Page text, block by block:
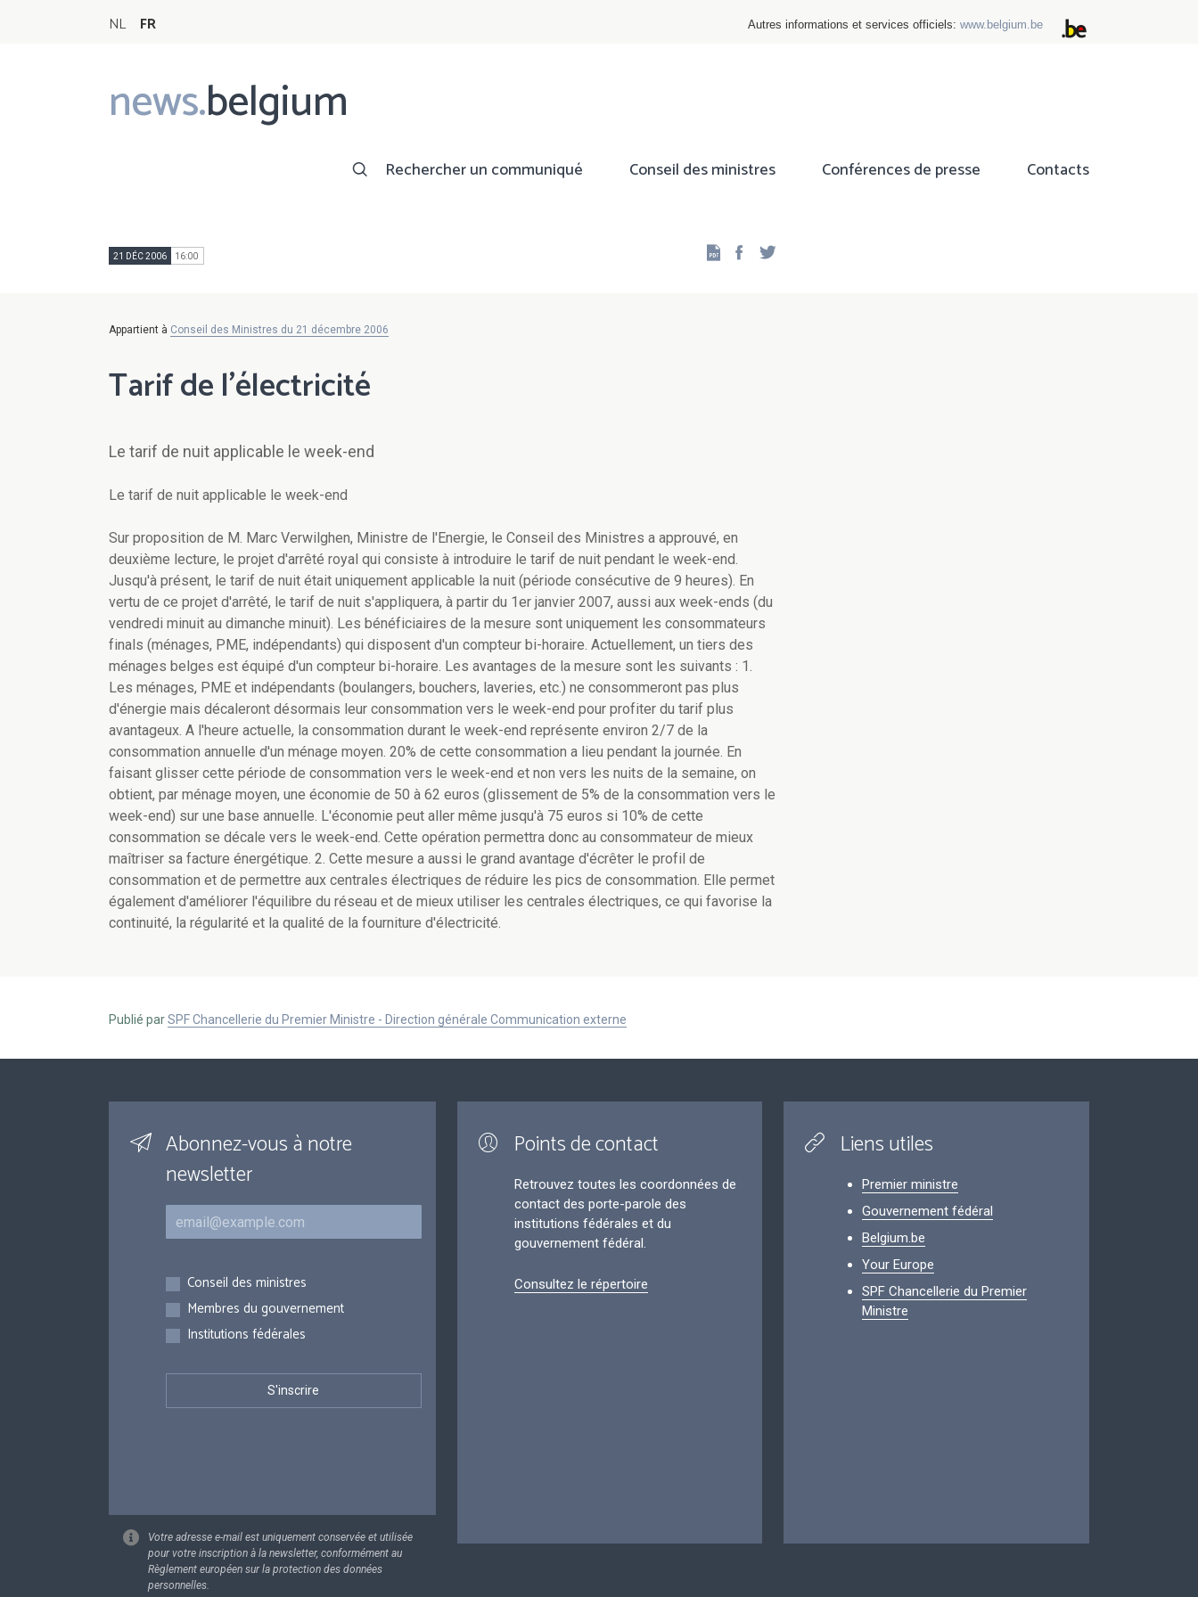
NL FR Autres informations et services officiels: www.belgium.be
news.belgium
Main
navigation
Rechercher un communiqué Conseil des ministres Conférences de presse Contacts
21 DÉC 2006 16:00 Facebook
Appartient à Conseil des Ministres du 21 décembre 2006
Tarif de l'électricité
Le tarif de nuit applicable le week-end
Le tarif de nuit applicable le week-end
Sur proposition de M. Marc Verwilghen, Ministre de l'Energie, le Conseil des Ministres a approuvé, en
deuxième lecture, le projet d'arrêté royal qui consiste à introduire le tarif de nuit pendant le week-end.
Jusqu'à présent, le tarif de nuit était uniquement applicable la nuit (période consécutive de 9 heures). En
vertu de ce projet d'arrêté, le tarif de nuit s'appliquera, à partir du 1er janvier 2007, aussi aux week-ends (du
vendredi minuit au dimanche minuit). Les bénéficiaires de la mesure sont uniquement les consommateurs
finals (ménages, PME, indépendants) qui disposent d'un compteur bi-horaire. Actuellement, un tiers des
ménages belges est équipé d'un compteur bi-horaire. Les avantages de la mesure sont les suivants : 1.
Les ménages, PME et indépendants (boulangers, bouchers, laveries, etc.) ne consommeront pas plus
d'énergie mais décaleront désormais leur consommation vers le week-end pour profiter du tarif plus
avantageux. A l'heure actuelle, la consommation durant le week-end représente environ 2/7 de la
consommation annuelle d'un ménage moyen. 20% de cette consommation a lieu pendant la journée. En
faisant glisser cette période de consommation vers le week-end et non vers les nuits de la semaine, on
obtient, par ménage moyen, une économie de 50 à 62 euros (glissement de 5% de la consommation vers le
week-end) sur une base annuelle. L'économie peut aller même jusqu'à 75 euros si 10% de cette
consommation se décale vers le week-end. Cette opération permettra donc au consommateur de mieux
maîtriser sa facture énergétique. 2. Cette mesure a aussi le grand avantage d'écrêter le profil de
consommation et de permettre aux centrales électriques de réduire les pics de consommation. Elle permet
également d'améliorer l'équilibre du réseau et de mieux utiliser les centrales électriques, ce qui favorise la
continuité, la régularité et la qualité de la fourniture d'électricité.
Publié parSPF Chancellerie du Premier Ministre - Direction générale Communication externe
Abonnez-vous à notre
newsletter
Courriel
Inscriptions
Conseil des ministres
Membres du gouvernement
Institutions fédérales
Votre adresse e-mail est uniquement conservée et utilisée
pour votre inscription à la newsletter, conformément au
Règlement européen sur la protection des données
personnelles.
Points de contact
Retrouvez toutes les coordonnées de
contact des porte-parole des
institutions fédérales et du
gouvernement fédéral.
Consultez le répertoire
Liens utiles
Premier ministre
Gouvernement fédéral
Belgium.be
Your Europe
SPF Chancellerie du Premier
Ministre